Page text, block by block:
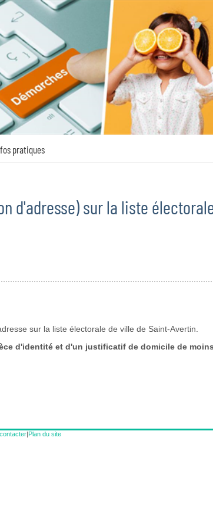
pratiques
d'adresse) sur la liste
|Plan du site